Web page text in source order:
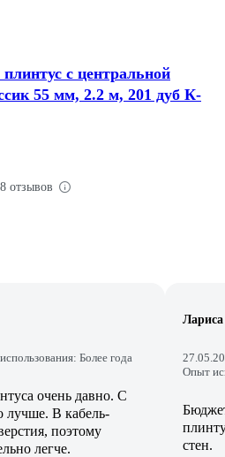
с центральной
55 мм, 2.2 м, 201 дуб К-
отзывов
Более года
очень давно. С
лучше. В кабель-
поэтому
легче.
Лариса
Опыт
стен.